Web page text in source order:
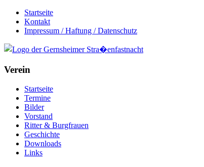
Startseite
Kontakt
Impressum / Haftung / Datenschutz
Verein
Startseite
Termine
Bilder
Vorstand
Ritter & Burgfrauen
Geschichte
Downloads
Links